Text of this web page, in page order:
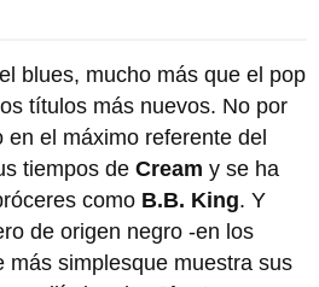
blues, mucho más que el pop
títulos más nuevos. No por
en el máximo referente del
tiempos de Cream y se ha
como B.B. King. Y
de origen negro -en los
más simplesque muestra sus